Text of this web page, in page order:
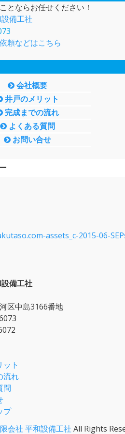
とならお任せください！
頼などはこちら
会社概要
井戸のメリット
完成までの流れ
よくある質問
お問い合せ
assets_c-2015-06-
区中島3166番地
ト
流れ
問
プ
会社 平和設備工社 All Rights